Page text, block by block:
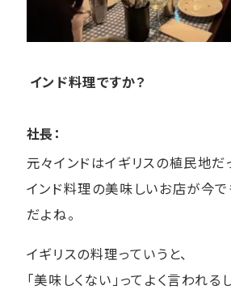
インド料理ですか？
社長：
元々インドはイギリスの植民地だ
インド料理の美味しいお店が今
だよね。
イギリスの料理っていうと、
「美味しくない」ってよく言われるし